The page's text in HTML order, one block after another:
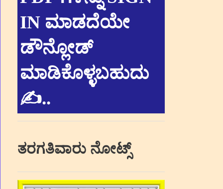
IN ಮಾಡದೆಯೇ
ಡೌನ್ಲೋಡ್
ಮಾಡಿಕೊಳ್ಳಬಹುದು
✍..
ತರಗತಿವಾರು ನೋಟ್ಸ್